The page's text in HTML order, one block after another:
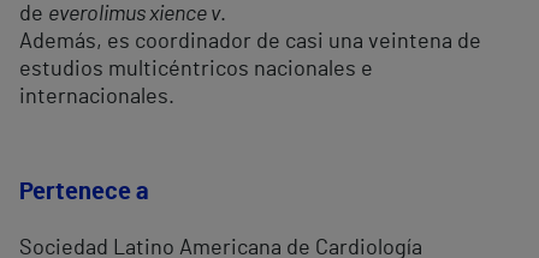
de everolimus xience v.
Además, es coordinador de casi una veintena de
estudios multicéntricos nacionales e
internacionales.
Pertenece a
Sociedad Latino Americana de Cardiología